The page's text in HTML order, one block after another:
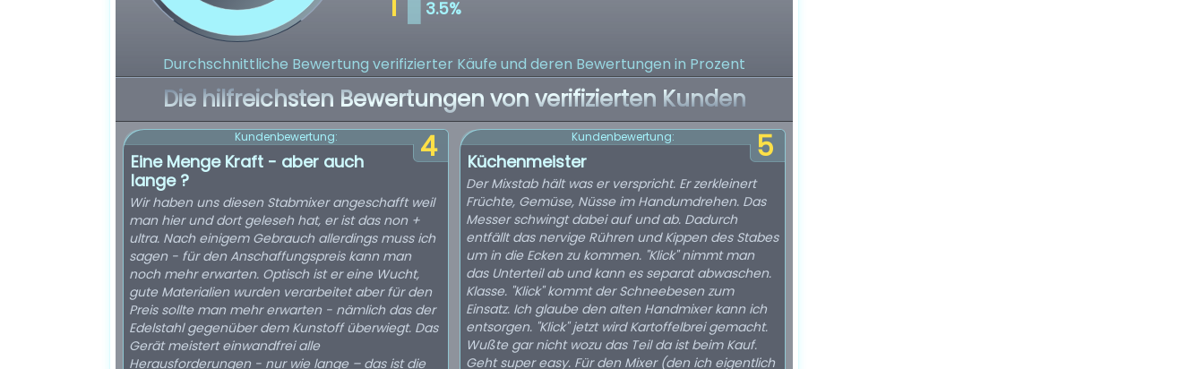
Durchschnittliche Bewertung verifizierter Käufe und deren Bewertungen in Prozent
Die hilfreichsten Bewertungen von verifizierten Kunden
4
Kundenbewertung:
Eine Menge Kraft - aber auch
lange ?
Wir haben uns diesen Stabmixer angeschafft weil
man hier und dort geleseh hat, er ist das non +
ultra. Nach einigem Gebrauch allerdings muss ich
sagen - für den Anschaffungspreis kann man
noch mehr erwarten. Optisch ist er eine Wucht,
gute Materialien wurden verarbeitet aber für den
Preis sollte man mehr erwarten - nämlich das der
Edelstahl gegenüber dem Kunstoff überwiegt. Das
Gerät meistert einwandfrei alle
Herausforderungen - nur wie lange – das ist die
5
Kundenbewertung:
Küchenmeister
Der Mixstab hält was er verspricht. Er zerkleinert
Früchte, Gemüse, Nüsse im Handumdrehen. Das
Messer schwingt dabei auf und ab. Dadurch
entfällt das nervige Rühren und Kippen des Stabes
um in die Ecken zu kommen. "Klick" nimmt man
das Unterteil ab und kann es separat abwaschen.
Klasse. "Klick" kommt der Schneebesen zum
Einsatz. Ich glaube den alten Handmixer kann ich
entsorgen. "Klick" jetzt wird Kartoffelbrei gemacht.
Wußte gar nicht wozu das Teil da ist beim Kauf.
Geht super easy. Für den Mixer (den ich eigentlich